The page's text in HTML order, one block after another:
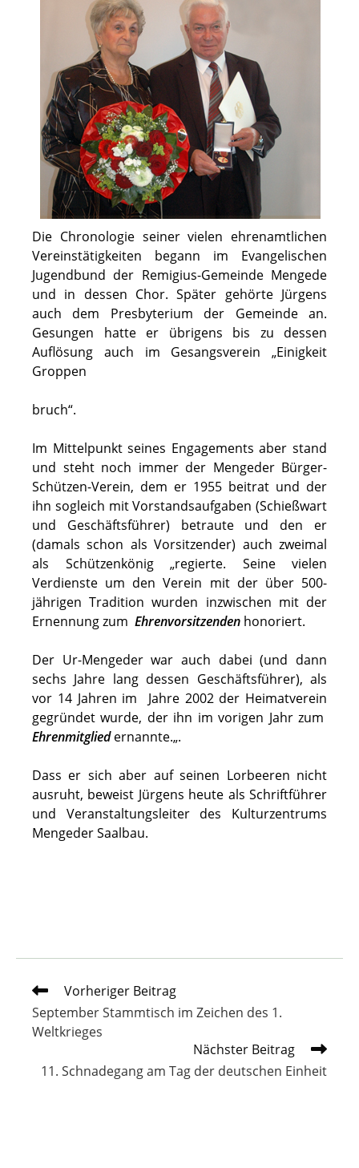
Die Chronologie seiner vielen ehrenamtlichen
Vereinstätigkeiten begann im Evangelischen
Jugendbund der Remigius-Gemeinde Mengede
und in dessen Chor. Später gehörte Jürgens
auch dem Presbyterium der Gemeinde an.
Gesungen hatte er übrigens bis zu dessen
Auflösung auch im Gesangsverein „Einigkeit
Groppen
bruch“.
Im Mittelpunkt seines Engagements aber stand
und steht noch immer der Mengeder Bürger-
Schützen-Verein, dem er 1955 beitrat und der
ihn sogleich mit Vorstandsaufgaben (Schießwart
und Geschäftsführer) betraute und den er
(damals schon als Vorsitzender) auch zweimal
als Schützenkönig „regierte. Seine vielen
Verdienste um den Verein mit der über 500-
jährigen Tradition wurden inzwischen mit der
Ernennung zum Ehrenvorsitzenden honoriert.
Der Ur-Mengeder war auch dabei (und dann
sechs Jahre lang dessen Geschäftsführer), als
vor 14 Jahren im Jahre 2002 der Heimatverein
gegründet wurde, der ihn im vorigen Jahr zum
Ehrenmitgliedernannte.„.
Dass er sich aber auf seinen Lorbeeren nicht
ausruht, beweist Jürgens heute als Schriftführer
und Veranstaltungsleiter des Kulturzentrums
Mengeder Saalbau.
Weitere
Artikel
ansehen
Vorheriger Beitrag
September Stammtisch im Zeichen des 1.
Weltkrieges
Nächster Beitrag
11. Schnadegang am Tag der deutschen Einheit